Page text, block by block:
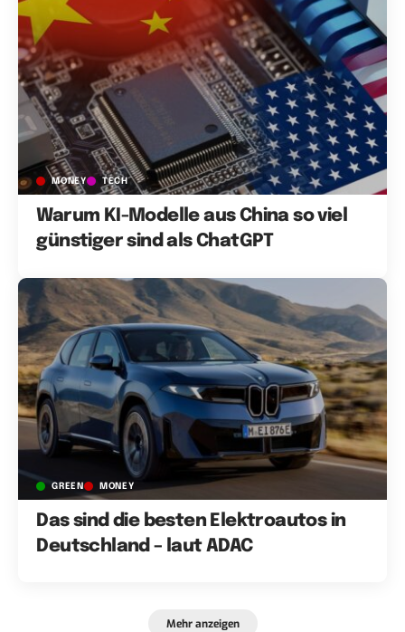
MONEY TECH
Warum KI-Modelle aus China so viel
günstiger sind als ChatGPT
GREEN MONEY
Das sind die besten Elektroautos in
Deutschland – laut ADAC
Mehr anzeigen